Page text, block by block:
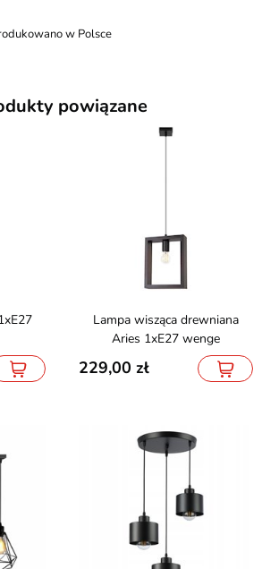
w Polsce
powiązane
Lampa wisząca drewniana
Aries 1xE27 wenge
229,00